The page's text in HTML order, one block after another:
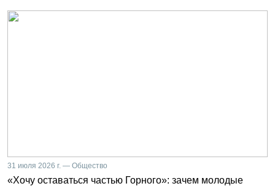
31 июля 2026 г. — Общество
«Хочу оставаться частью Горного»: зачем молодые